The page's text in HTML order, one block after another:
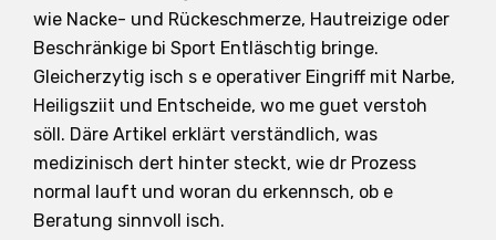
wie Nacke- und Rückeschmerze, Hautreizige oder
Beschränkige bi Sport Entläschtig bringe.
Gleicherzytig isch s e operativer Eingriff mit Narbe,
Heiligsziit und Entscheide, wo me guet verstoh
söll. Däre Artikel erklärt verständlich, was
medizinisch dert hinter steckt, wie dr Prozess
normal lauft und woran du erkennsch, ob e
Beratung sinnvoll isch.